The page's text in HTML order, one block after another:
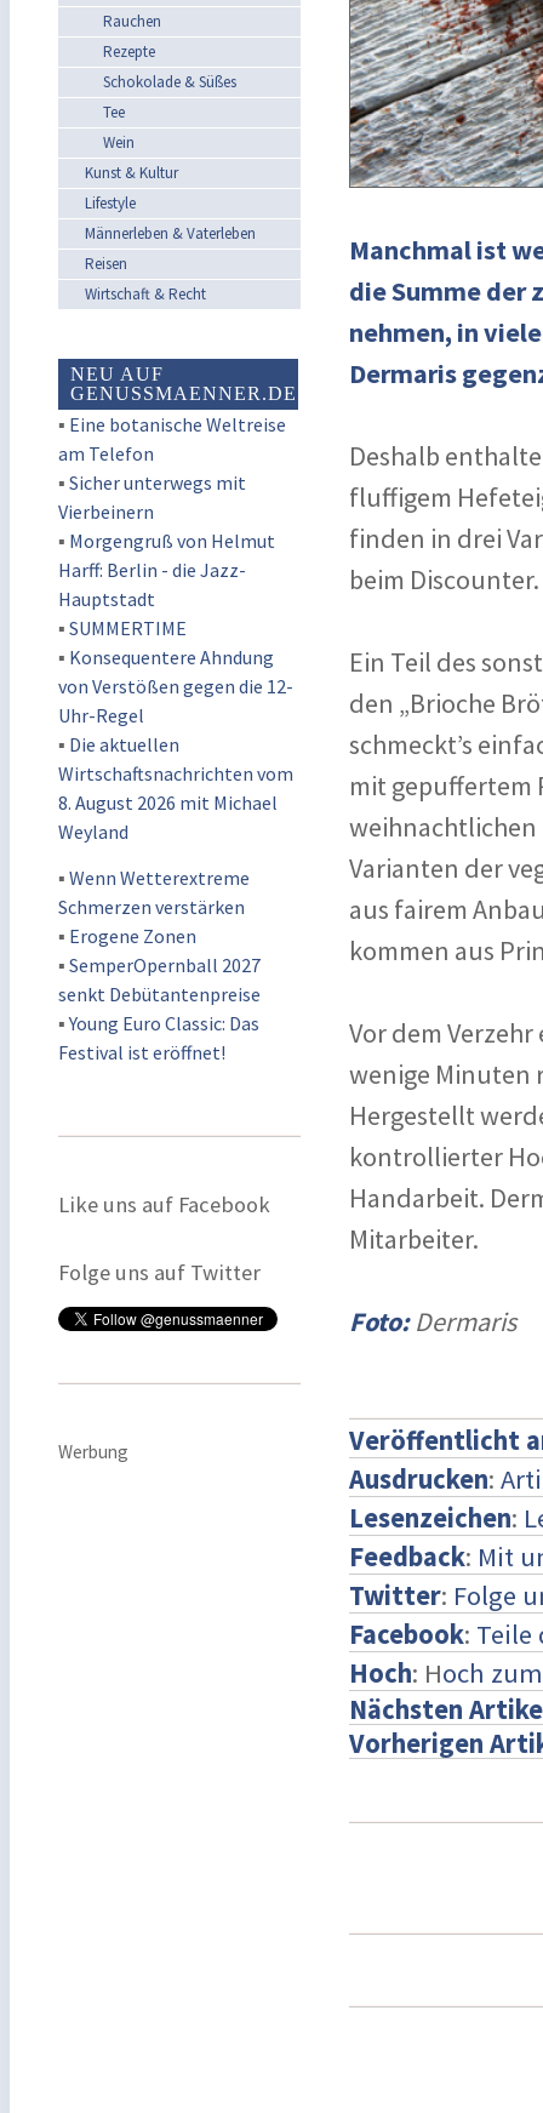
Rauchen
Rezepte
Schokolade & Süßes
Tee
Wein
Kunst & Kultur
Lifestyle
Männerleben & Vaterleben
Reisen
Wirtschaft & Recht
NEU AUF
GENUSSMAENNER.DE
▪ Eine botanische Weltreise
am Telefon
▪ Sicher unterwegs mit
Vierbeinern
▪ Morgengruß von Helmut
Harff: Berlin - die Jazz-
Hauptstadt
▪ SUMMERTIME
▪ Konsequentere Ahndung
von Verstößen gegen die 12-
Uhr-Regel
▪ Die aktuellen
Wirtschaftsnachrichten vom
8. August 2026 mit Michael
Weyland
▪ Wenn Wetterextreme
Schmerzen verstärken
▪ Erogene Zonen
▪ SemperOpernball 2027
senkt Debütantenpreise
▪Young Euro Classic: Das
Festival ist eröffnet!
Like uns auf Facebook
Folge uns auf Twitter
Werbung
Manchmal ist
die Summe der
nehmen, in
Dermaris
Deshalb
fluffigem
finden in drei
beim Discounter.
Ein Teil des
den „Brioche
schmeckt’s
mit gepuffertem
weihnachtlichen
Varianten der
aus fairem
kommen aus
Vor dem
wenige Minuten
Hergestellt
kontrollierter
Handarbeit.
Mitarbeiter.
Foto:Dermaris
Veröffentlicht
Ausdrucken:
Lesenzeichen:
Feedback: Mit
Twitter: Folge
Facebook: Teile
Hoch: Hoch
Nächsten
Vorherigen